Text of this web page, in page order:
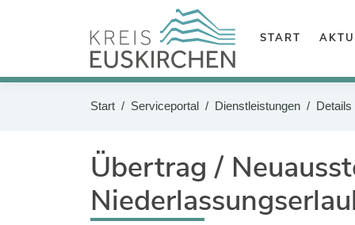
Zum Hauptinhalt
Zum Footer
START
Sie befinden sich hier:
Start Serviceportal Dienstleistungen Details
Übertrag /